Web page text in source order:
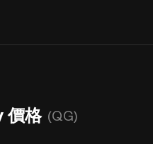
價格 (QG)